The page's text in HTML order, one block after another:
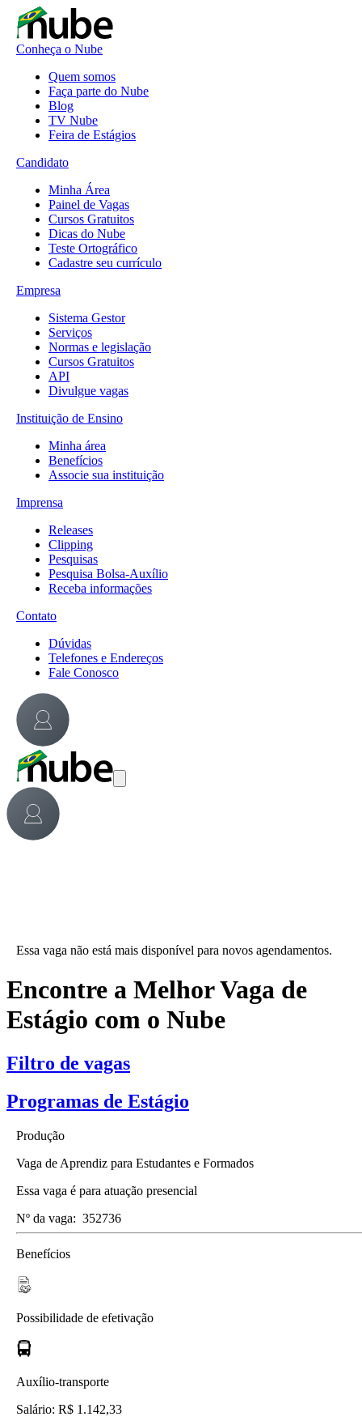
Conheça o Nube
Quem somos
Faça parte do Nube
Blog
TV Nube
Feira de Estágios
Candidato
Minha Área
Painel de Vagas
Cursos Gratuitos
Dicas do Nube
Teste Ortográfico
Cadastre seu currículo
Empresa
Sistema Gestor
Serviços
Normas e legislação
Cursos Gratuitos
API
Divulgue vagas
Instituição de Ensino
Minha área
Benefícios
Associe sua instituição
Imprensa
Releases
Clipping
Pesquisas
Pesquisa Bolsa-Auxílio
Receba informações
Contato
Dúvidas
Telefones e Endereços
Fale Conosco
Essa vaga não está mais disponível para novos agendamentos.
Encontre a Melhor Vaga de
Estágio com o Nube
Filtro de vagas
Programas de Estágio
Produção
Vaga de Aprendiz para Estudantes e Formados
Essa vaga é para atuação presencial
Nº da vaga: 352736
Benefícios
Possibilidade de efetivação
Auxílio-transporte
Salário: R$ 1.142,33